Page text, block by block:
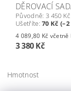
DĚROVACÍ
Původně: 3 450 Kč
Ušetříte:70 Kč
4 089,80 Kč
3 380 Kč
Hmotnost